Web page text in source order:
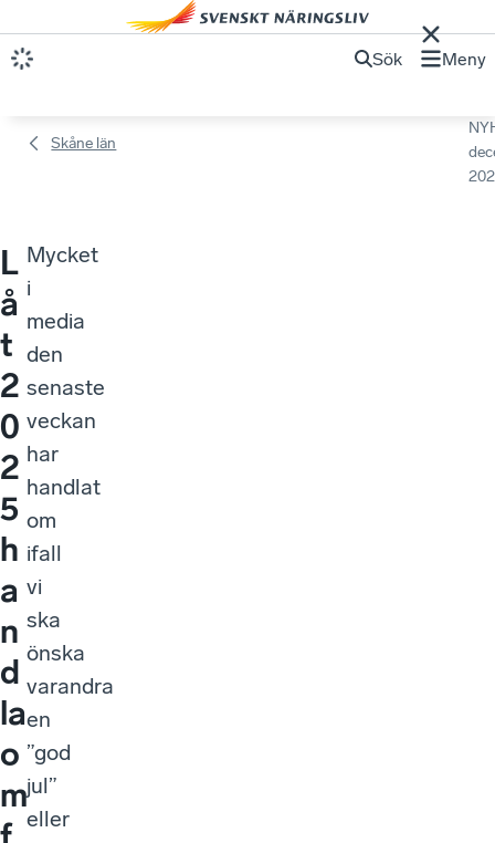
Sök Meny
Skåne län
L
å
t
2
0
2
5
h
a
n
d
la
o
m
Mycket
i
media
den
senaste
veckan
har
handlat
om
ifall
vi
ska
önska
varandra
en
”god
jul”
eller